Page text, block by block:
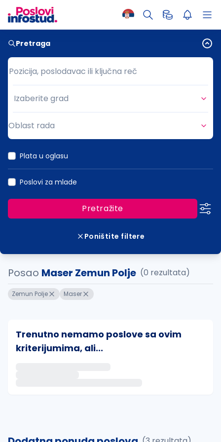
Pretraga
Pozicija, poslodavac ili ključna reč
Pozicija, poslodavac ili ključna reč
Grad
Izaberite grad
Oblast rada
Plata u oglasu
Poslovi za mlade
Pretražite
Poništite filtere
Posao Maser Zemun Polje (0 rezultata)
Zemun Polje Maser
Trenutno nemamo poslove sa ovim
kriterijumima, ali...